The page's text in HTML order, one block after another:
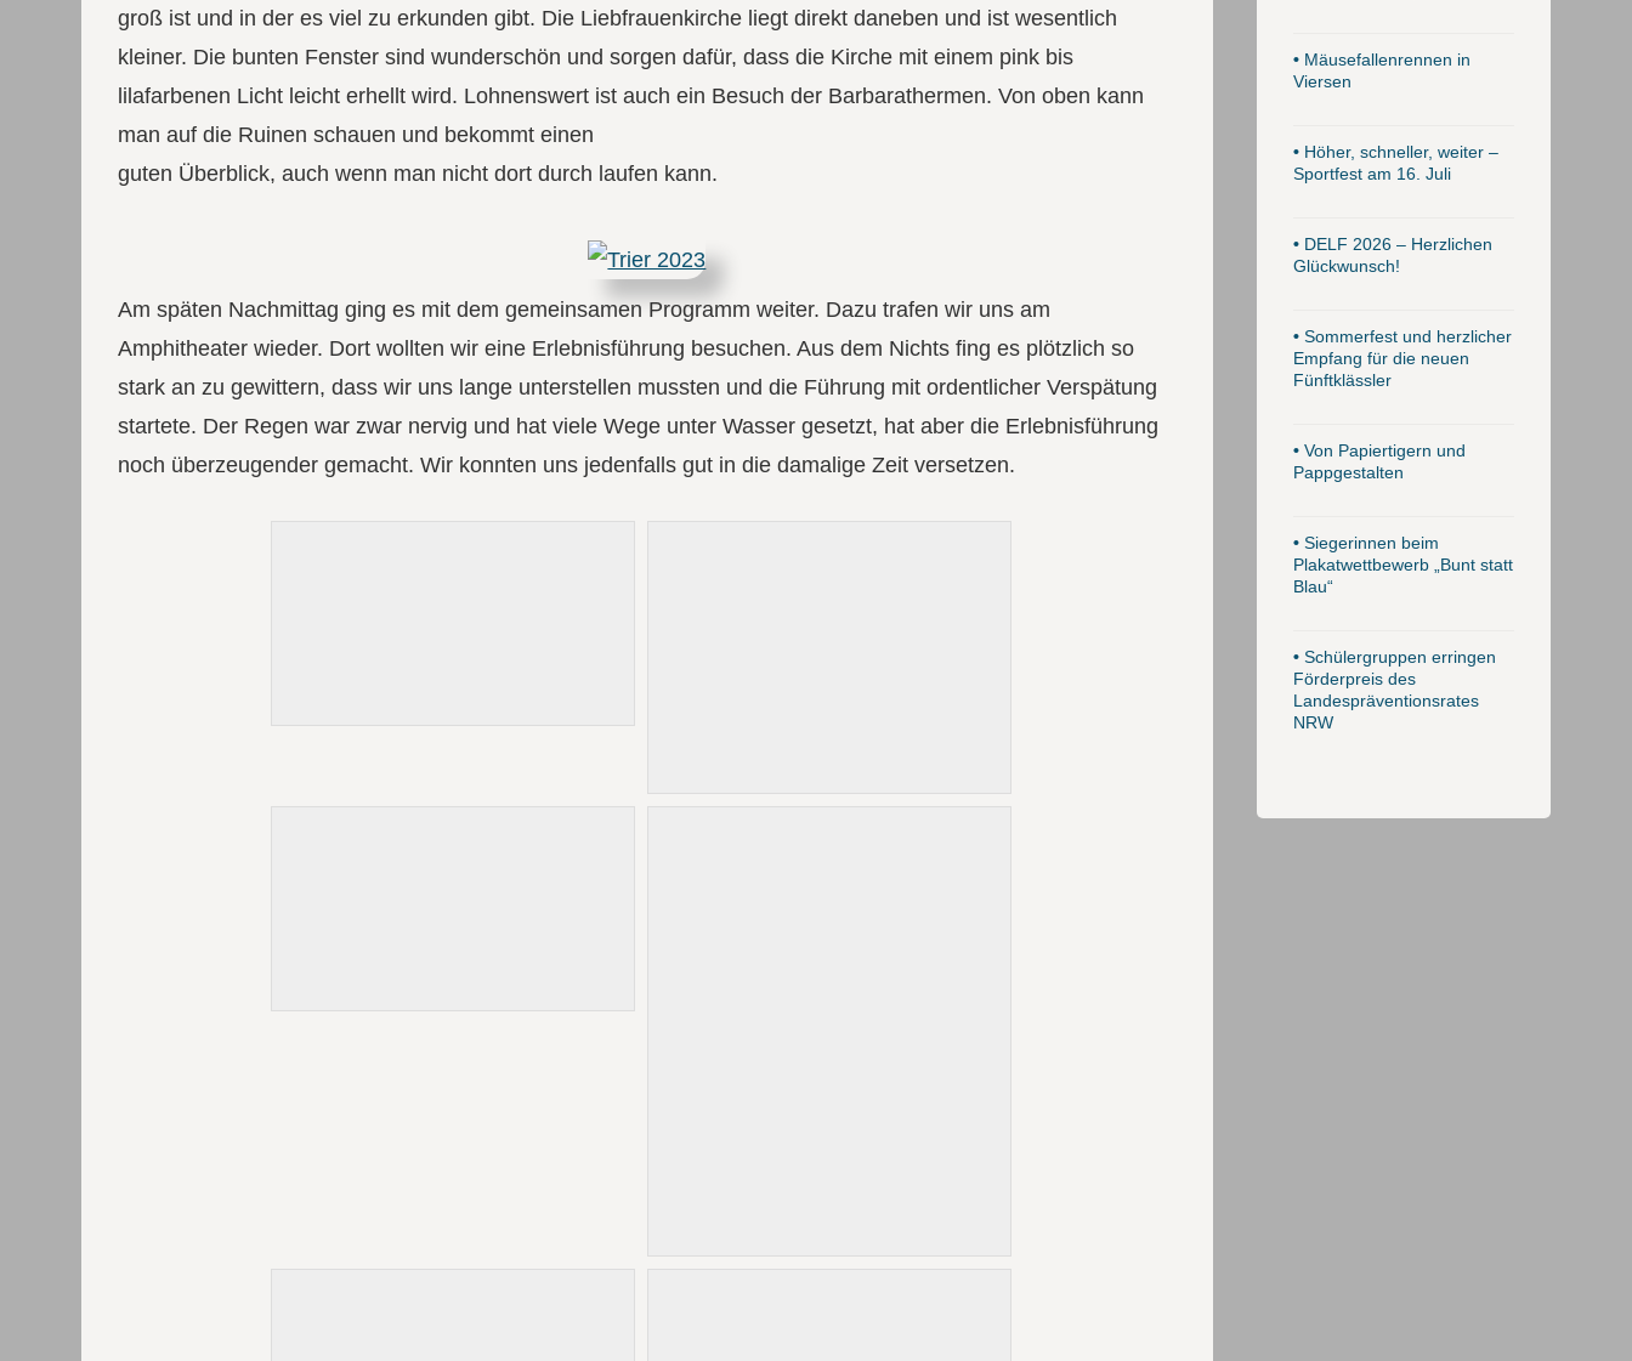
groß ist und in der es viel zu erkunden gibt. Die Liebfrauenkirche liegt direkt daneben und ist wesentlich
kleiner. Die bunten Fenster sind wunderschön und sorgen dafür, dass die Kirche mit einem pink bis
lilafarbenen Licht leicht erhellt wird. Lohnenswert ist auch ein Besuch der Barbarathermen. Von oben kann
man auf die Ruinen schauen und bekommt einen
guten Überblick, auch wenn man nicht dort durch laufen kann.
Am späten Nachmittag ging es mit dem gemeinsamen Programm weiter. Dazu trafen wir uns am
Amphitheater wieder. Dort wollten wir eine Erlebnisführung besuchen. Aus dem Nichts ﬁng es plötzlich so
stark an zu gewittern, dass wir uns lange unterstellen mussten und die Führung mit ordentlicher Verspätung
startete. Der Regen war zwar nervig und hat viele Wege unter Wasser gesetzt, hat aber die Erlebnisführung
noch überzeugender gemacht. Wir konnten uns jedenfalls gut in die damalige Zeit versetzen.
•Mäusefallenrennen in
Viersen
•Höher, schneller, weiter –
Sportfest am 16. Juli
•DELF 2026 – Herzlichen
Glückwunsch!
•Sommerfest und herzlicher
Empfang für die neuen
Fünftklässler
•Von Papiertigern und
Pappgestalten
•Siegerinnen beim
Plakatwettbewerb „Bunt statt
Blau“
•Schülergruppen erringen
Förderpreis des
Landespräventionsrates
NRW